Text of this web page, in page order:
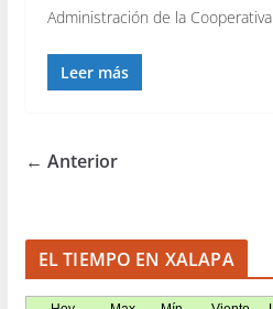
Administración de la Cooperativa
Leer más
← Anterior
EL TIEMPO EN XALAPA